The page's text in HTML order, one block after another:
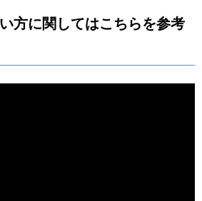
方に関してはこちらを参考